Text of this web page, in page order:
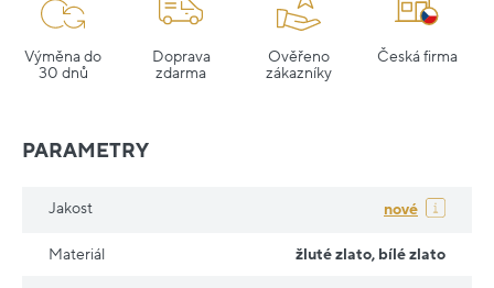
Výměna do
30 dnů
Doprava
zdarma
Ověřeno
zákazníky
Česká firma
PARAMETRY
Jakost nové
Materiál žluté zlato, bílé zlato